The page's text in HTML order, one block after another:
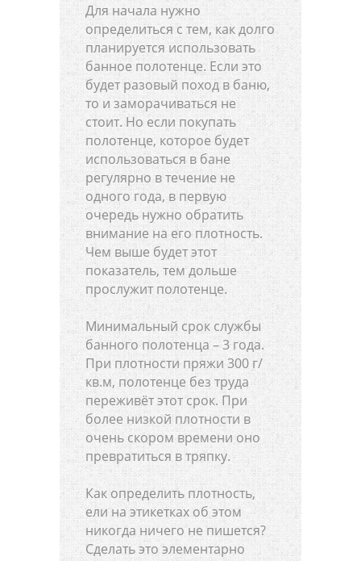
Для начала нужно
определиться с тем, как долго
планируется использовать
банное полотенце. Если это
будет разовый поход в баню,
то и заморачиваться не
стоит. Но если покупать
полотенце, которое будет
использоваться в бане
регулярно в течение не
одного года, в первую
очередь нужно обратить
внимание на его плотность.
Чем выше будет этот
показатель, тем дольше
прослужит полотенце.
Минимальный срок службы
банного полотенца – 3 года.
При плотности пряжи 300 г/
кв.м, полотенце без труда
переживёт этот срок. При
более низкой плотности в
очень скором времени оно
превратиться в тряпку.
Как определить плотность,
ели на этикетках об этом
никогда ничего не пишется?
Сделать это элементарно